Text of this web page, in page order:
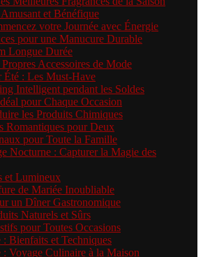
et Bénéfique
votre Journée avec Énergie
pour une Manucure Durable
Longue Durée
Accessoires de Mode
Été : Les Must-Have
Intelligent pendant les Soldes
pour Chaque Occasion
les Produits Chimiques
Romantiques pour Deux
pour Toute la Famille
Nocturne : Capturer la Magie des
et Lumineux
de Mariée Inoubliable
un Dîner Gastronomique
Naturels et Sûrs
pour Toutes Occasions
: Bienfaits et Techniques
Voyage Culinaire à la Maison